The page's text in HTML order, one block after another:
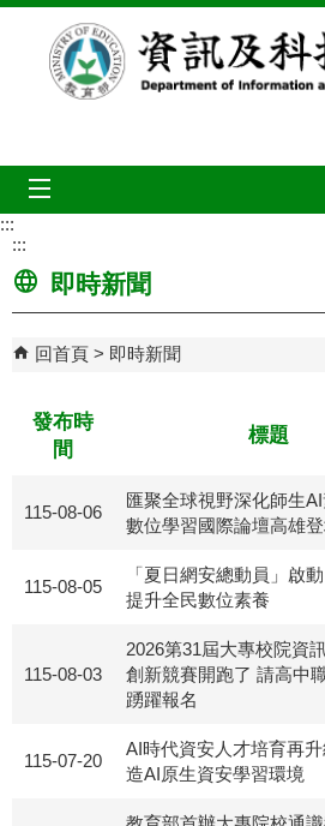
跳到主要內容區塊
:::
:::
即時新聞
回首頁 即時新聞
發布時
間
標題
115-08-06
匯聚全球視野深化師生
數位學習國際論壇高雄
115-08-05
「夏日網安總動員」啟
提升全民數位素養
115-08-03
2026第31屆大專校院資
創新競賽開跑了 請高中
踴躍報名
115-07-20
AI時代資安人才培育再
造AI原生資安學習環境